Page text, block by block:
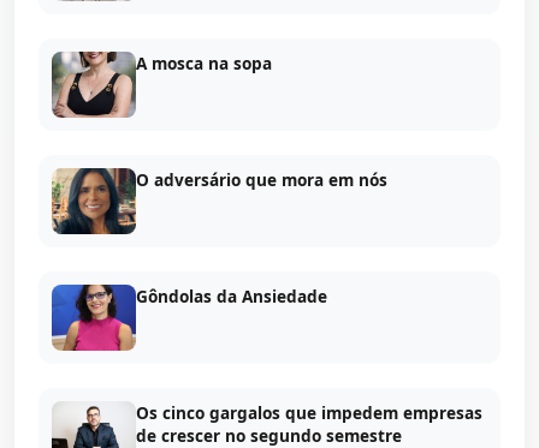
A mosca na sopa
O adversário que mora em nós
Gôndolas da Ansiedade
Os cinco gargalos que impedem empresas
de crescer no segundo semestre